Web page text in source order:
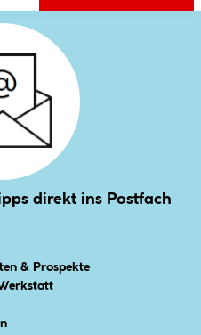
direkt ins Postfach
& Prospekte